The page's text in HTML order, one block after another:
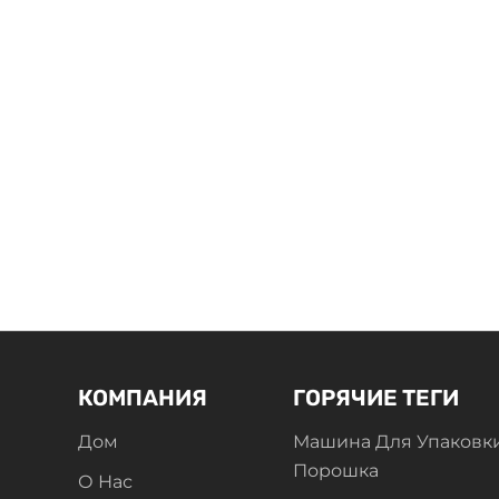
КОМПАНИЯ
Дом
О Нас
ГОРЯЧИЕ ТЕГИ
Машина Для
Порошка